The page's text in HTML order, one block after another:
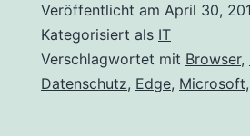
Edge
löschen
Veröffentlicht am April 30,
Kategorisiert als IT
Verschlagwortet mit Browser,
Datenschutz, Edge, Microsoft,